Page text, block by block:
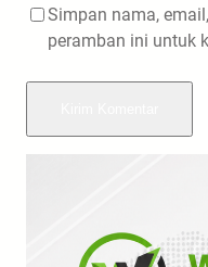
Simpan nama,
peramban ini untuk